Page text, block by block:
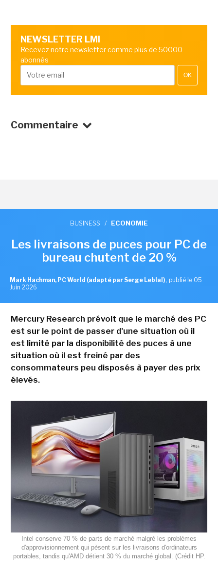
NEWSLETTER LMI
Recevez notre newsletter comme plus de 50000
abonnés
OK
Commentaire
BUSINESS / ECONOMIE
Les livraisons de puces pour PC de
bureau chutent de 20 %
Mark Hachman, PC World (adapté par Serge Leblal) , publié le 05
Juin 2026
Mercury Research prévoit que le marché des PC
est sur le point de passer d'une situation où il
est limité par la disponibilité des puces à une
situation où il est freiné par des
consommateurs peu disposés à payer des prix
élevés.
Intel conserve 70 % de parts de marché malgré les problèmes
d'approvisionnement qui pèsent sur les livraisons d'ordinateurs
portables, tandis qu'AMD détient 30 % du marché global. (Crédit HP.